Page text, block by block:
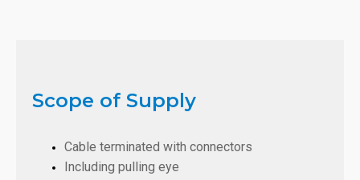
Scope of Supply
Cable terminated with connectors
Including pulling eye